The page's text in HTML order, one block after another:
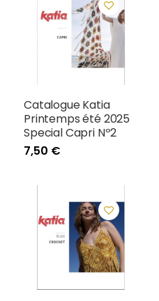
Catalogue Katia
Printemps été 2025
Special Capri Nº2
7,50 €